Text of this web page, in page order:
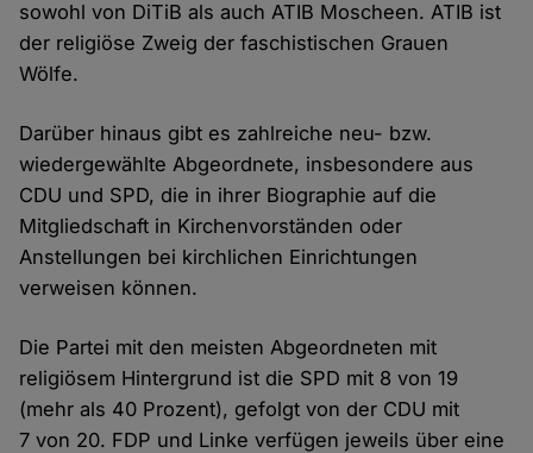
sowohl von DiTiB als auch ATIB Moscheen. ATIB ist
der religiöse Zweig der faschistischen Grauen
Wölfe.
Darüber hinaus gibt es zahlreiche neu- bzw.
wiedergewählte Abgeordnete, insbesondere aus
CDU und SPD, die in ihrer Biographie auf die
Mitgliedschaft in Kirchenvorständen oder
Anstellungen bei kirchlichen Einrichtungen
verweisen können.
Die Partei mit den meisten Abgeordneten mit
religiösem Hintergrund ist die SPD mit 8 von 19
(mehr als 40 Prozent), gefolgt von der CDU mit
7 von 20. FDP und Linke verfügen jeweils über eine